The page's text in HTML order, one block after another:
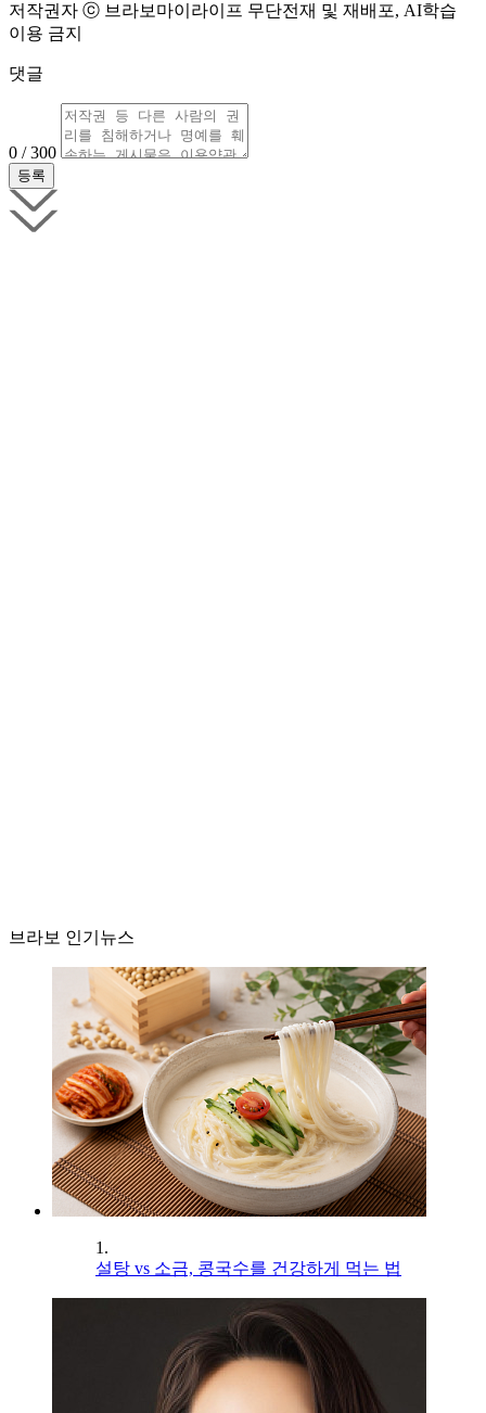
저작권자 ⓒ 브라보마이라이프 무단전재 및 재배포, AI학습
이용 금지
댓글
0 / 300
브라보 인기뉴스
1.
설탕 vs 소금, 콩국수를 건강하게 먹는 법